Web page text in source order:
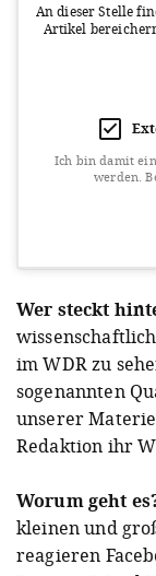
An dieser Stelle
Artikel
Ich bin damit
werden.
A post shared
Wer steckt
im WDR zu
sogenannten
unserer
Redaktion ihr
Worum geht
kleinen und
reagieren